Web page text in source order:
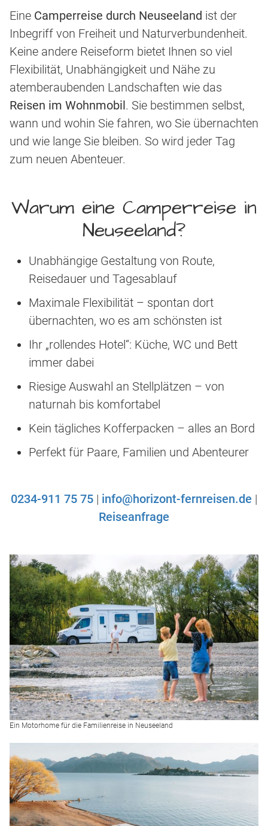
Eine Camperreise durch Neuseeland ist der
Inbegriff von Freiheit und Naturverbundenheit.
Keine andere Reiseform bietet Ihnen so viel
Flexibilität, Unabhängigkeit und Nähe zu
atemberaubenden Landschaften wie das
Reisen im Wohnmobil. Sie bestimmen selbst,
wann und wohin Sie fahren, wo Sie übernachten
und wie lange Sie bleiben. So wird jeder Tag
zum neuen Abenteuer.
Warum eine Camperreise in
Neuseeland?
Unabhängige Gestaltung von Route,
Reisedauer und Tagesablauf
Maximale Flexibilität – spontan dort
übernachten, wo es am schönsten ist
Ihr „rollendes Hotel“: Küche, WC und Bett
immer dabei
Riesige Auswahl an Stellplätzen – von
naturnah bis komfortabel
Kein tägliches Kofferpacken – alles an Bord
Perfekt für Paare, Familien und Abenteurer
0234-911 75 75 | info@horizont-fernreisen.de |
Reiseanfrage
Ein Motorhome für die Familienreise in Neuseeland